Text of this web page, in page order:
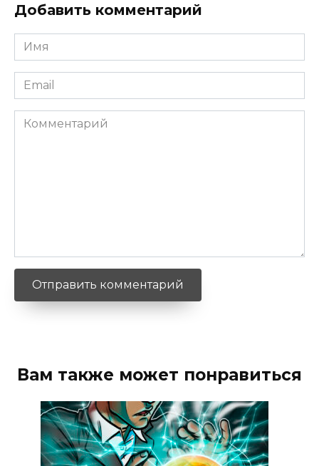
Добавить комментарий
Имя
*
Email
*
Комментарий
Вам также может понравиться